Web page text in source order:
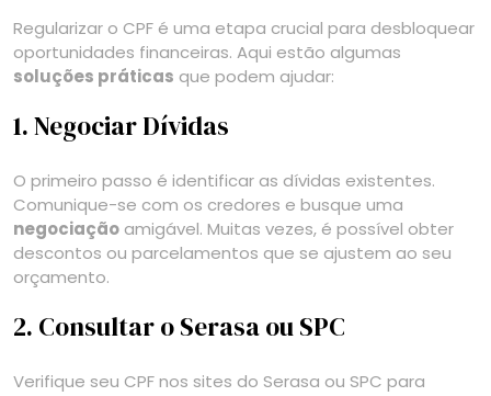
Regularizar o CPF é uma etapa crucial para desbloquear
oportunidades financeiras. Aqui estão algumas
soluções práticas que podem ajudar:
1. Negociar Dívidas
O primeiro passo é identificar as dívidas existentes.
Comunique-se com os credores e busque uma
negociação amigável. Muitas vezes, é possível obter
descontos ou parcelamentos que se ajustem ao seu
orçamento.
2. Consultar o Serasa ou SPC
Verifique seu CPF nos sites do Serasa ou SPC para